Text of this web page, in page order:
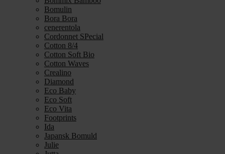
Bomulin
Bora Bora
cenerentola
Cordonnet SPecial
Cotton 8/4
Cotton Soft Bio
Cotton Waves
Crealino
Diamond
Eco Baby
Eco Soft
Eco Vita
Footprints
Ida
Japansk Bomuld
Julie